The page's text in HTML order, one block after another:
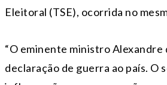
Eleitoral (TSE), ocorrida no
“O eminente ministro Alexandre
declaração de guerra ao país. O